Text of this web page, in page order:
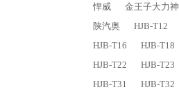
悍威 金王子大力神
陕汽奥
HJB-T12
HJB-T16
HJB-T18
HJB-T22
HJB-T23
HJB-T31
HJB-T32